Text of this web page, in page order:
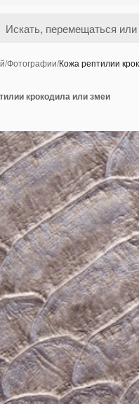
/Фотографии/Кожа рептилии
крокодила или змеи